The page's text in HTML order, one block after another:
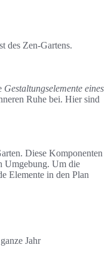
des Zen-Gartens.
Gestaltungselemente eines
Ruhe bei. Hier sind
Diese Komponenten
Umgebung. Um die
Elemente in den Plan
Jahr